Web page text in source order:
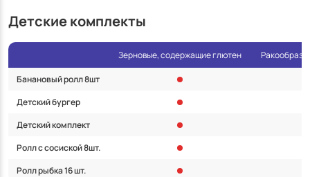
Детские комплекты
Зерновые, содержащие глютен
Банановый ролл 8шт
Детский бургер
Детский комплект
Ролл с сосиской 8шт.
Ролл рыбка 16 шт.